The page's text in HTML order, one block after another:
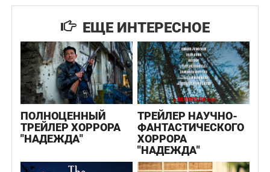
ЕЩЕ ИНТЕРЕСНОЕ
ПОЛНОЦЕННЫЙ
ТРЕЙЛЕР ХОРРОРА
"НАДЕЖДА"
ТРЕЙЛЕР НАУЧНО-
ФАНТАСТИЧЕСКОГО
ХОРРОРА
"НАДЕЖДА"